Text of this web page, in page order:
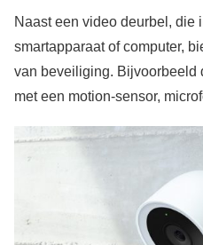
Naast een video deurbel, die
smartapparaat of computer,
van beveiliging. Bijvoorbeeld
met een motion-sensor,